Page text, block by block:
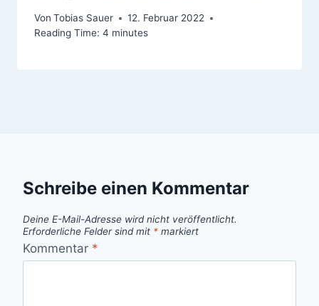
Von Tobias Sauer
12. Februar 2022
Reading Time: 4 minutes
Schreibe einen Kommentar
Deine E-Mail-Adresse wird nicht veröffentlicht.
Erforderliche Felder sind mit * markiert
Kommentar *